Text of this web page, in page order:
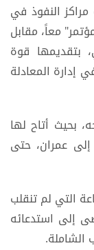
النفوذ في
معاً، مقابل
بتقديمها قوة
المعادلة
بحيث أتاح لها
عمران، حتى
التي لم تنقلب
إلى استدعائه
الشاملة.